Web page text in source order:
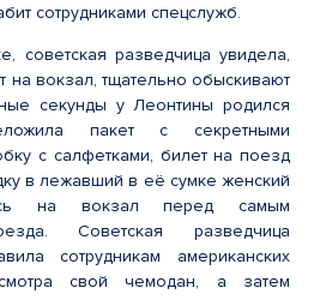
сотрудниками спецслужб.
советская разведчица увидела,
на вокзал, тщательно обыскивают
секунды у Леонтины родился
пакет с секретными
с салфетками, билет на поезд
в лежавший в её сумке женский
на вокзал перед самым
Советская разведчица
сотрудникам американских
свой чемодан, а затем